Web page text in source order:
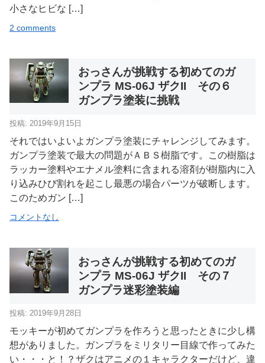
小さなヒビな […]
2 comments
おっさんが挑戦する初めてのガ
ンプラ MS-06J ザクII その６
ガンプラ塗装に挑戦
投稿: 2019年9月15日
それではいよいよガンプラ塗装にチャレンジしてみます。
ガンプラ塗装で最大の問題がＡＢＳ樹脂です。この樹脂は
ラッカー塗料やエナメル塗料に含まれる溶剤が樹脂内に入
り込みひび割れを起こし最悪の場合パーツが破断します。
このためガン […]
コメントなし
おっさんが挑戦する初めてのガ
ンプラ MS-06J ザクII その７
ガンプラ迷彩塗装編
投稿: 2019年9月28日
モッキーが初めてガンプラを作ろうと思ったときに少し構
想がありました。ガンプラをミリタリー目線で作ってみた
い・・・と！？ザクはアニメの１キャラクターだけど、違